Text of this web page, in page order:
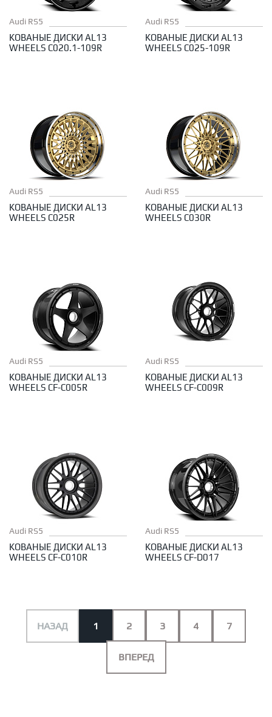
Audi RS5
КОВАНЫЕ ДИСКИ AL13
WHEELS C020.1-109R
Audi RS5
КОВАНЫЕ ДИСКИ AL13
WHEELS C025-109R
Audi RS5
КОВАНЫЕ ДИСКИ AL13
WHEELS C025R
Audi RS5
КОВАНЫЕ ДИСКИ AL13
WHEELS C030R
Audi RS5
КОВАНЫЕ ДИСКИ AL13
WHEELS CF-C005R
Audi RS5
КОВАНЫЕ ДИСКИ AL13
WHEELS CF-C009R
Audi RS5
КОВАНЫЕ ДИСКИ AL13
WHEELS CF-C010R
Audi RS5
КОВАНЫЕ ДИСКИ AL13
WHEELS CF-D017
НАЗАД 1 2 3 4 7
ВПЕРЕД